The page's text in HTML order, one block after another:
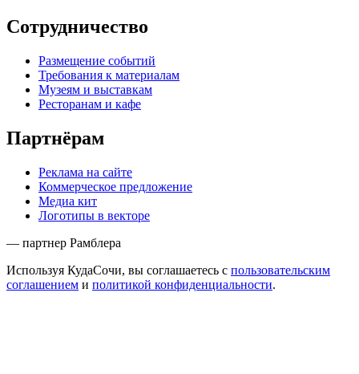
Сотрудничество
Размещение событий
Требования к материалам
Музеям и выставкам
Ресторанам и кафе
Партнёрам
Реклама на сайте
Коммерческое предложение
Медиа кит
Логотипы в векторе
— партнер Рамблера
Используя КудаСочи, вы соглашаетесь с пользовательским
соглашением и политикой конфиденциальности.